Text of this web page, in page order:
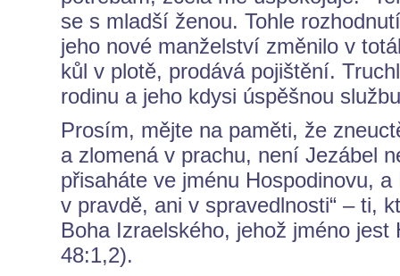
se s mladší ženou. Tohle
jeho nové manželství změnilo v
kůl v plotě, prodává pojištění.
rodinu a jeho kdysi úspěšnou
Prosím, mějte na paměti, že
a zlomená v prachu, není Jezábel
přisaháte ve jménu Hospodinovu,
v pravdě, ani v spravedlnosti“ – ti,
Boha Izraelského, jehož jméno
48:1,2).